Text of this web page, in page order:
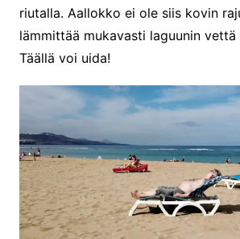
riutalla. Aallokko ei ole siis kovin
lämmittää mukavasti laguunin
Täällä voi uida!